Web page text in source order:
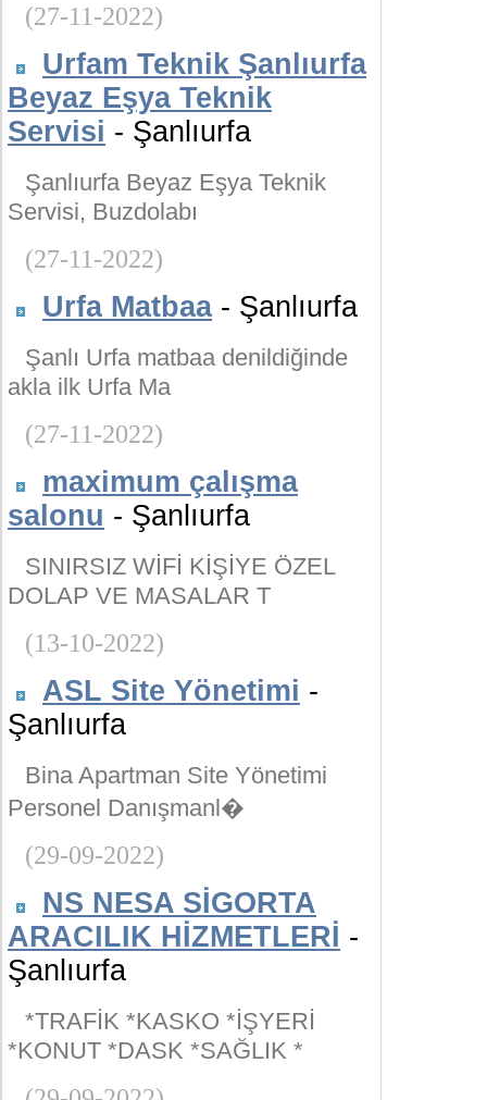
(27-11-2022)
Urfam Teknik Şanlıurfa
Beyaz Eşya Teknik
Servisi - Şanlıurfa
Şanlıurfa Beyaz Eşya Teknik
Servisi, Buzdolabı
(27-11-2022)
Urfa Matbaa- Şanlıurfa
Şanlı Urfa matbaa denildiğinde
akla ilk Urfa Ma
(27-11-2022)
maximum çalışma
salonu - Şanlıurfa
SINIRSIZ WİFİ KİŞİYE ÖZEL
DOLAP VE MASALAR T
(13-10-2022)
ASL Site Yönetimi -
Şanlıurfa
Bina Apartman Site Yönetimi
Personel Danışmanl�
(29-09-2022)
NS NESA SİGORTA
ARACILIK HİZMETLERİ -
Şanlıurfa
*TRAFİK *KASKO *İŞYERİ
*KONUT *DASK *SAĞLIK *